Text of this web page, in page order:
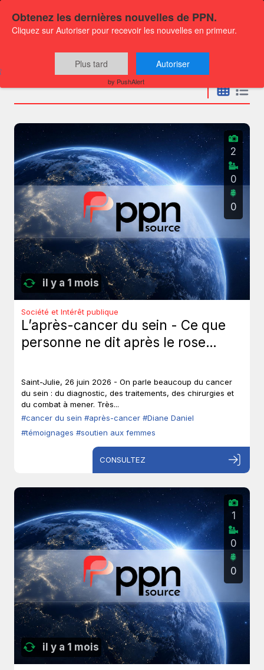
Communiqués
il y a 1 mois
2
0
0
Société et Intérêt publique
L’après-cancer du sein - Ce que
personne ne dit après le rose…
Saint-Julie, 26 juin 2026 - On parle beaucoup du cancer
du sein : du diagnostic, des traitements, des chirurgies et
du combat à mener. Très...
#cancer du sein #après-cancer #Diane Daniel
#témoignages #soutien aux femmes
CONSULTEZ
il y a 1 mois
1
0
0
Obtenez les dernières nouvelles de PPN.
Cliquez sur Autoriser pour recevoir les nouvelles en primeur.
Plus tard Autoriser
by PushAlert